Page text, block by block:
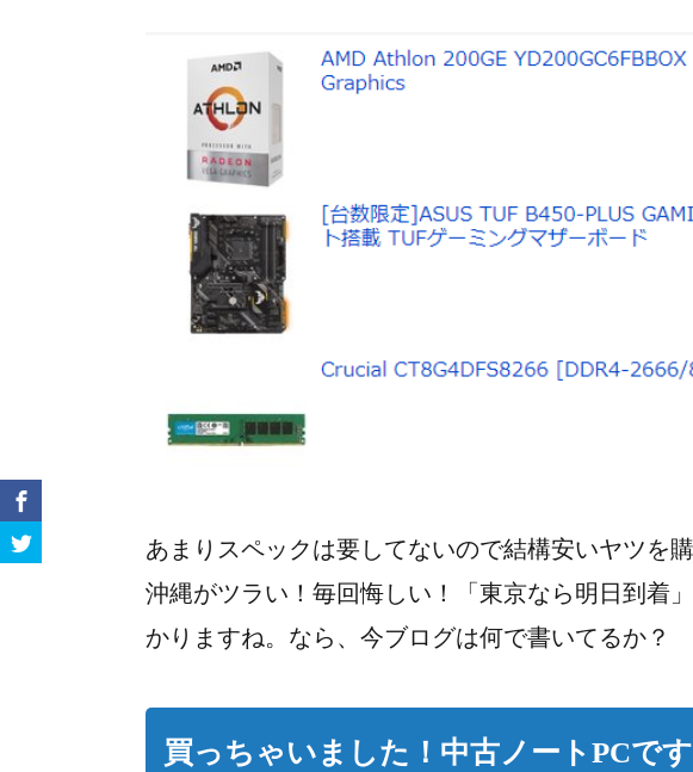
あまりスペックは要してないので結構安いヤツを
沖縄がツラい！毎回悔しい！「東京なら明日到着
かりますね。なら、今ブログは何で書いてるか？
買っちゃいました！中古ノートPCです